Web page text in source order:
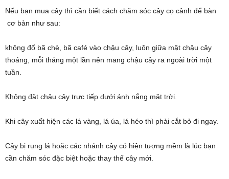
Nếu bạn mua cây thì cần biết cách chăm sóc cây cọ cảnh để bàn
cơ bản như sau:
không đổ bã chè, bã café vào chậu cây, luôn giữa mặt chậu cây
thoáng, mỗi tháng một lần nên mang chậu cây ra ngoài trời một
tuần.
Không đặt chậu cây trực tiếp dưới ánh nắng mặt trời.
Khi cây xuất hiện các lá vàng, lá úa, lá héo thì phải cắt bỏ đi ngay.
Cây bị rụng lá hoặc các nhánh cây có hiện tượng mềm là lúc bạn
cần chăm sóc đặc biệt hoặc thay thế cây mới.